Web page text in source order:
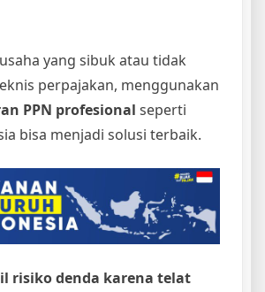
yang sibuk atau tidak
perpajakan, menggunakan
PPN profesional seperti
bisa menjadi solusi terbaik.
risiko denda karena telat